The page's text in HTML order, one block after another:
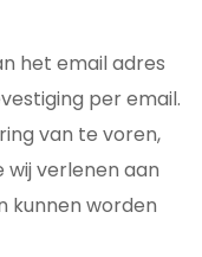
het email adres
per email.
van te voren,
wij verlenen aan
kunnen worden